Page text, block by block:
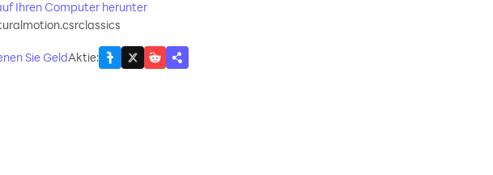
Ihren Computer herunter
Sie GeldAktie: